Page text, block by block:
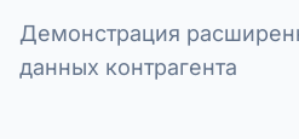
Демонстрация
данных контрагента